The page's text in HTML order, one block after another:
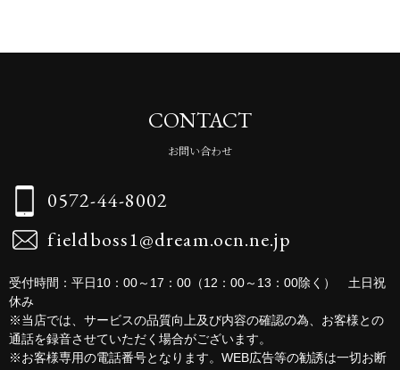
CONTACT
お問い合わせ
0572-44-8002
fieldboss1@dream.ocn.ne.jp
受付時間：平日10：00～17：00（12：00～13：00除く） 土日祝
休み
※当店では、サービスの品質向上及び内容の確認の為、お客様との
通話を録音させていただく場合がございます。
※お客様専用の電話番号となります。WEB広告等の勧誘は一切お断